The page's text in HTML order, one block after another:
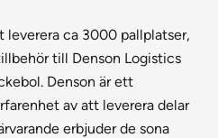
ca 3000 pallplatser,
till Denson Logistics
Denson är ett
av att leverera delar
erbjuder de sona